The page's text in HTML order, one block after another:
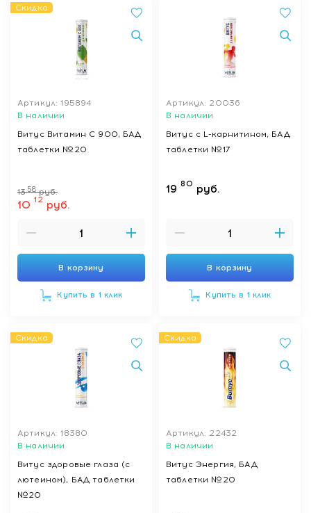
Скидка
Артикул: 195894
В наличии
Витус Витамин С 900, БАД
таблетки №20
1358 руб.
10 12 руб.
В корзину
Купить в 1 клик
Артикул: 20036
В наличии
Витус с L-карнитином, БАД
таблетки №17
19 80 руб.
В корзину
Купить в 1 клик
Скидка
Артикул: 18380
В наличии
Витус здоровые глаза (с
лютеином), БАД таблетки
№20
Скидка
Артикул: 22432
В наличии
Витус Энергия, БАД
таблетки №20